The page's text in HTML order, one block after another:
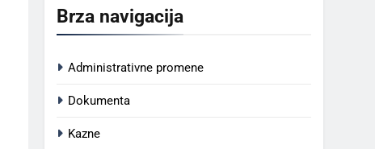
Brza navigacija
Administrativne promene
Dokumenta
Kazne